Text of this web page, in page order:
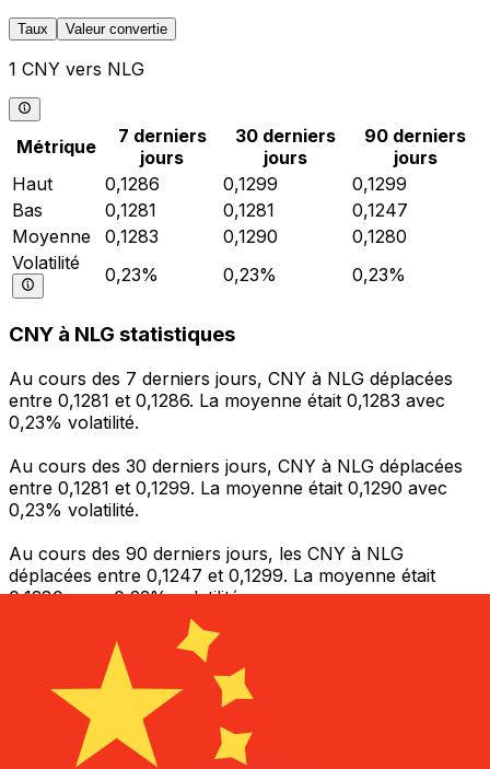
Taux Valeur convertie
1 CNY vers NLG
Métrique
7 derniers
jours
30 derniers
jours
90 derniers
jours
Haut
0,1286 0,1299
0,1299
Bas
0,1281 0,1281
0,1247
Moyenne
0,1283 0,1290
0,1280
Volatilité
0,23% 0,23% 0,23%
CNY à NLG statistiques
Au cours des 7 derniers jours, CNY à NLG déplacées
entre 0,1281 et 0,1286. La moyenne était 0,1283 avec
0,23% volatilité.
Au cours des 30 derniers jours, CNY à NLG déplacées
entre 0,1281 et 0,1299. La moyenne était 0,1290 avec
0,23% volatilité.
Au cours des 90 derniers jours, les CNY à NLG
déplacées entre 0,1247 et 0,1299. La moyenne était
0,1280 avec 0,23% volatilité.
Envoyer de l’argent
Gérez votre argent et vos devises lorsque vous
êtes en déplacement
L'application Xe réunit toutes les fonctionnalités